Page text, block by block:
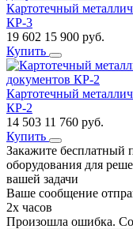
Картотечный
КР-3
19 602 15 900 руб.
Купить
Картотечный
КР-2
14 503 11 760 руб.
Купить
Закажите бесплатный
оборудования для
вашей задачи
Ваше сообщение
2х часов
Произошла ошибка.